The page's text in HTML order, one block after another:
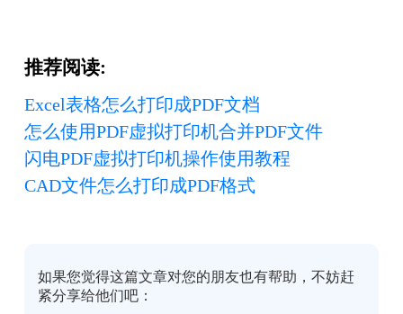
推荐阅读:
Excel表格怎么打印成PDF文档
怎么使用PDF虚拟打印机合并PDF文件
闪电PDF虚拟打印机操作使用教程
CAD文件怎么打印成PDF格式
如果您觉得这篇文章对您的朋友也有帮助，不妨赶
紧分享给他们吧：